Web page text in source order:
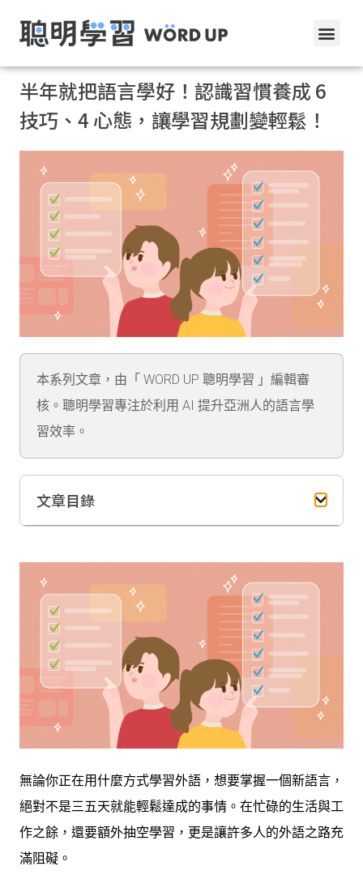
半年就把語言學好！認識習慣養成 6
技巧、4 心態，讓學習規劃變輕鬆！
本系列文章，由「 WORD UP 聰明學習 」編輯審
核。聰明學習專注於利用 AI 提升亞洲人的語言學
習效率。
文章目錄
無論你正在用什麼方式學習外語，想要掌握一個新語言，
絕對不是三五天就能輕鬆達成的事情。在忙碌的生活與工
作之餘，還要額外抽空學習，更是讓許多人的外語之路充
滿阻礙。